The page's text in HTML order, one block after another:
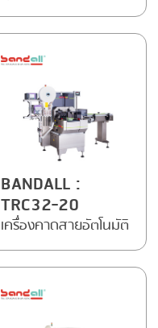
BANDALL :
TRC32-20
เครื่องคาดสายอัตโนมัติ